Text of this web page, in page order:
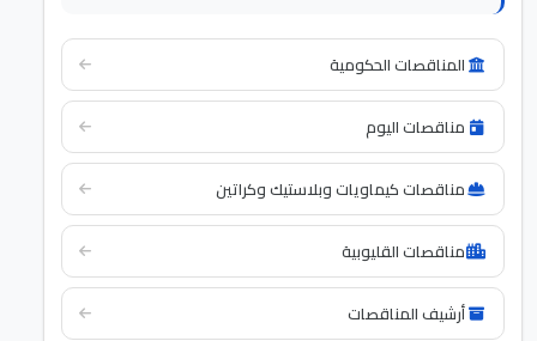
المناقصات الحكومية
مناقصات اليوم
مناقصات كيماويات وبلاستيك وكراتين
مناقصات القليوبية
أرشيف المناقصات